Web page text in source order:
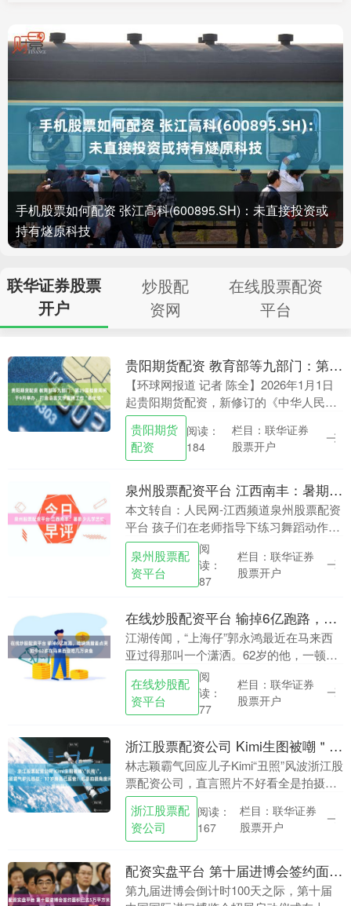
手机股票如何配资 张江高科(600895.SH)：未直接投资或
持有燧原科技
联华证券股票
开户
炒股配
资网
在线股票配资
平台
贵阳期货配资 教育部等九部门：第29届推普周将于9月举办，打造语言文字宣传工作“嘉年华”
【环球网报道 记者 陈全】2026年1月1日
起贵阳期货配资，新修订的《中华人民共
和国国家通用语言文字法》正式实施，第
八条规定：“每年9月的第三周为国家通用
语言文....
贵阳期货
配资
阅读：
184
栏目：联华证券
股票开户
泉州股票配资平台 江西南丰：暑期少儿学艺忙
本文转自：人民网-江西频道泉州股票配资
平台 孩子们在老师指导下练习舞蹈动作。
7月29日，江西抚州南丰县文化馆舞蹈训
练房里，孩子们在老师指导下练习舞蹈动
作。 今....
泉州股票配
资平台
阅
读：
87
栏目：联华证券
股票开户
在线炒股配资平台 输掉6亿跑路，吃块烧腊差点哭，如今62岁在马来西亚吃几万块鱼
江湖传闻，“上海仔”郭永鸿最近在马来西
亚过得那叫一个潇洒。62岁的他，一顿饭
能吃掉几万块一条的鱼，身边还有当地大
人物作陪，排场不减当年。这位曾经叱咤
香港黑道的大....
在线炒股配
资平台
阅
读：
77
栏目：联华证券
股票开户
浙江股票配资公司 Kimi生图被嘲＂长残＂，林志颖霸气护儿怒怼：17岁身高已超爸！都是拍摄角度问题？
林志颖霸气回应儿子Kimi“丑照”风波浙江股
票配资公司，直言照片不好看全是拍摄角
度问题，并斩钉截铁强调：“他本人帅的
呢！” 近日，网络上流传出多张Kimi的路
人....
浙江股票配
资公司
阅读：
167
栏目：联华证券
股票开户
配资实盘平台 第十届进博会签约面积已达5万平方米
第九届进博会倒计时100天之际，第十届